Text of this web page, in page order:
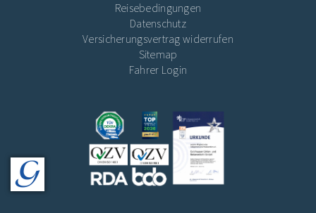
Reisebedingungen
Datenschutz
Versicherungsvertrag widerrufen
Sitemap
Fahrer Login